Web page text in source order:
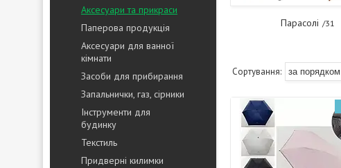
Аксесуари та прикраси
Паперова продукція
Аксесуари для ванної
кімнати
Засоби для прибирання
Запальнички, газ, сірники
Інструменти для
будинку
Текстиль
Придверні килимки
Парасолі 31